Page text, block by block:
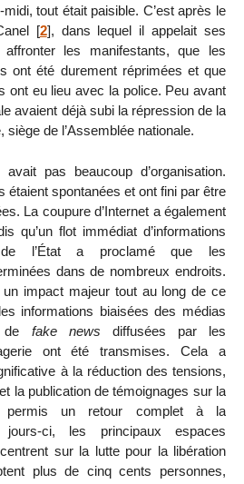
tout était paisible. C’est après le
[2], dans lequel il appelait ses
les manifestants, que les
ont été durement réprimées et que
ont eu lieu avec la police. Peu avant
avaient déjà subi la répression de la
siège de l’Assemblée nationale.
pas beaucoup d’organisation.
étaient spontanées et ont fini par être
La coupure d’Internet a également
qu’un flot immédiat d’informations
de l’État a proclamé que les
dans de nombreux endroits.
impact majeur tout au long de ce
informations biaisées des médias
de fake news diffusées par les
ont été transmises. Cela a
à la réduction des tensions,
la publication de témoignages sur la
permis un retour complet à la
ci, les principaux espaces
sur la lutte pour la libération
plus de cinq cents personnes,